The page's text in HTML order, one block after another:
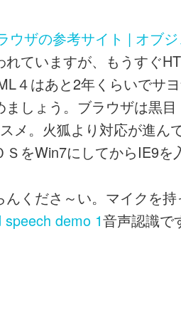
ウザの参考サイト | オブ
れていますが、もうすぐ
４はあと2年くらいでサ
ましょう。ブラウザは黒
メ。火狐より対応が進ん
ＳをWin7にしてからIE9を
んくださ～い。マイクを
speech demo 1音声認識で